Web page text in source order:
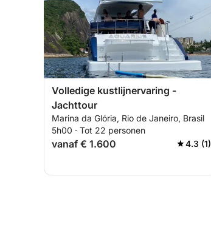
Volledige kustlijnervaring -
Jachttour
Marina da Glória, Rio de Janeiro, Brasil
5h00 · Tot 22 personen
vanaf € 1.600 4.3 (1)